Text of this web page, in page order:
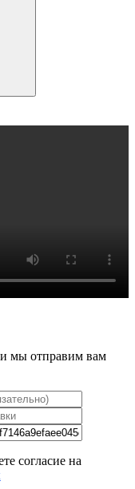
и мы отправим вам
согласие на